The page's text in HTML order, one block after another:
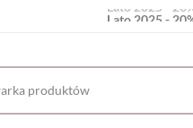
Lato 2025 -